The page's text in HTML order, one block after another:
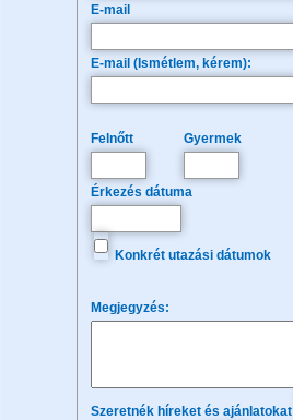
E-mail
E-mail (Ismétlem, kérem):
Felnőtt Gyermek
Érkezés dátuma
Konkrét utazási dátumok
Megjegyzés:
Szeretnék híreket és ajánlatokat